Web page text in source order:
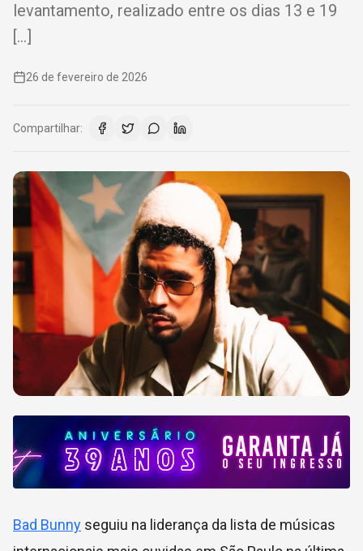
levantamento, realizado entre os dias 13 e 19
[…]
26 de fevereiro de 2026
Compartilhar:
Bad Bunny seguiu na liderança da lista de músicas